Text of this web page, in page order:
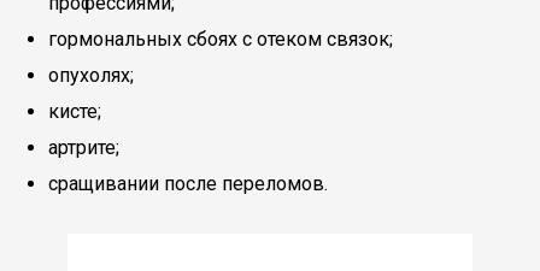
гормональных сбоях с отеком связок;
опухолях;
кисте;
артрите;
сращивании после переломов.